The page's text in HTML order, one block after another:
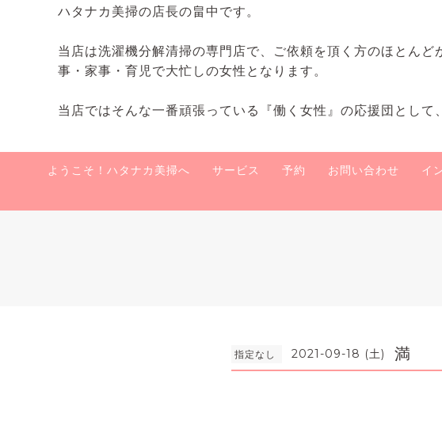
ハタナカ美掃の店長の畠中です。
当店は洗濯機分解清掃の専門店で、ご依頼を頂く方のほとん
事・家事・育児で大忙しの女性となります。
当店ではそんな一番頑張っている『働く女性』の応援団とし
ようこそ！ハタナカ美掃へ サービス 予約 お問い合わせ イ
指定なし 2021-09-18 (土) 満